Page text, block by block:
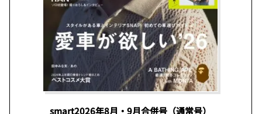
smart2026年8月・9月合併号（通常号）